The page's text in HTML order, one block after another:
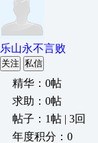
乐山永不言败
关注 私信
精华：0帖
求助：0帖
帖子：1帖 | 3回
年度积分：0